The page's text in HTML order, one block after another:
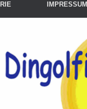
IMPRESSUM